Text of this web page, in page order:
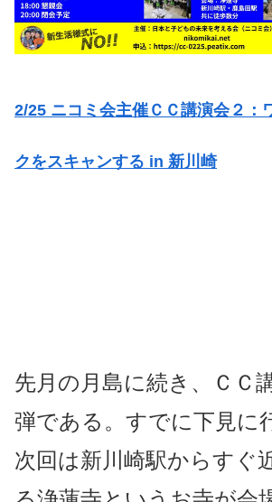
2/25 ニコミ会主催ＣＣ講演会２：
クをスキャンする in 新川崎
先月の月島に続き、ＣＣ
弾である。すでに下見に
次回は新川崎駅からすぐ